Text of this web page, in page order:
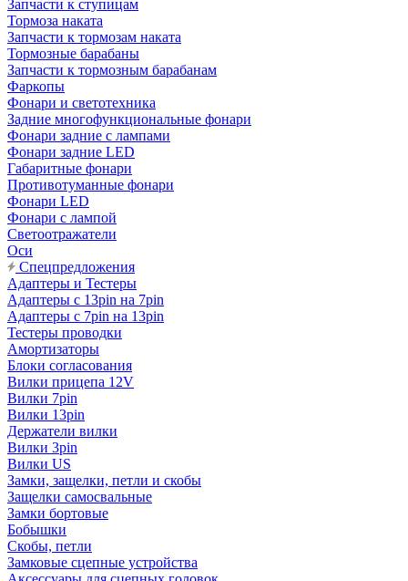
Запчасти к ступицам
Тормоза наката
Запчасти к тормозам наката
Тормозные барабаны
Запчасти к тормозным барабанам
Фаркопы
Фонари и светотехника
Задние многофункциональные фонари
Фонари задние с лампами
Фонари задние LED
Габаритные фонари
Противотуманные фонари
Фонари LED
Фонари с лампой
Светоотражатели
Оси
Спецпредложения
Адаптеры и Тестеры
Адаптеры с 13pin на 7pin
Адаптеры с 7pin на 13pin
Тестеры проводки
Амортизаторы
Блоки согласования
Вилки прицепа 12V
Вилки 7pin
Вилки 13pin
Держатели вилки
Вилки 3pin
Вилки US
Замки, защелки, петли и скобы
Защелки самосвальные
Замки бортовые
Бобышки
Скобы, петли
Замковые сцепные устройства